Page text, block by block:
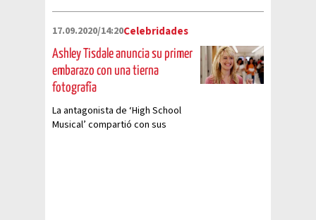
17.09.2020/14:20Celebridades
Ashley Tisdale anuncia su primer
embarazo con una tierna
fotografía
La antagonista de ‘High School
Musical’ compartió con sus